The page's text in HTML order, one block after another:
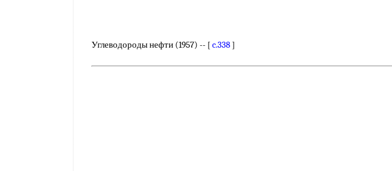
Углеводороды нефти (1957) -- [c.338 ]